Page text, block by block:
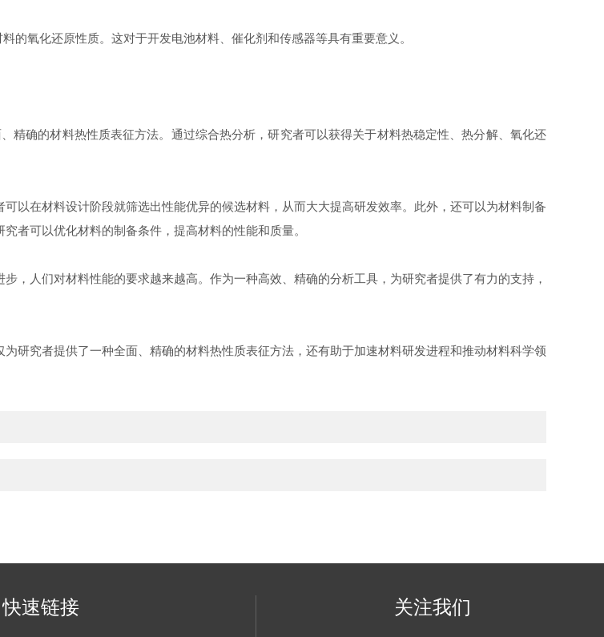
的氧化还原性质。这对于开发电池材料、催化剂和传感器等具有重要意义。
精确的材料热性质表征方法。通过综合热分析，研究者可以获得关于材料热稳定性、热分解、氧化还
以在材料设计阶段就筛选出性能优异的候选材料，从而大大提高研发效率。此外，还可以为材料制备
者可以优化材料的制备条件，提高材料的性能和质量。
，人们对材料性能的要求越来越高。作为一种高效、精确的分析工具，为研究者提供了有力的支持，
研究者提供了一种全面、精确的材料热性质表征方法，还有助于加速材料研发进程和推动材料科学领
快速链接 关注我们